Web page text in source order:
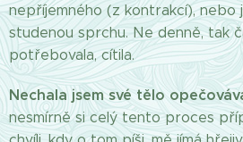
nepříjemného (z kontrakcí), nebo
studenou sprchu. Ne denně, tak
potřebovala, cítila.
Nechala jsem své tělo
nesmírně si celý tento proces